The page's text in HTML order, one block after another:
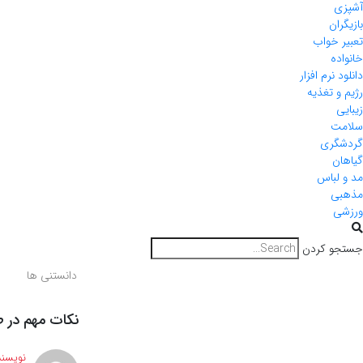
آشپزی
بازیگران
تعبیر خواب
خانواده
دانلود نرم افزار
رژیم و تغذیه
زیبایی
سلامت
گردشگری
گیاهان
مد و لباس
مذهبی
ورزشی
جستجو کردن
دانستنی ها
نکات مهم در